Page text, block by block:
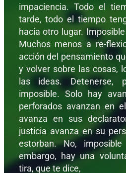
impaciencia. Todo el
tarde, todo el tiempo
hacia otro lugar.
Muchos menos a re-
acción del pensamiento
y volver sobre las cosas,
las ideas. Detenerse,
imposible. Solo hay
perforados avanzan en
avanza en sus
justicia avanza en su
estorban. No,
embargo, hay una
tira, que te dice,